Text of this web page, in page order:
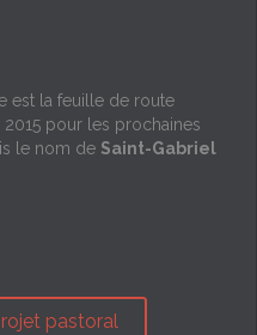
est la feuille de route
2015 pour les prochaines
le nom de Saint-Gabriel
pastoral